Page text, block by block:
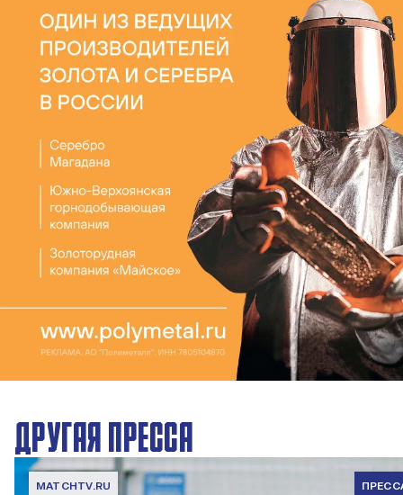
ДРУГАЯ ПРЕССА
MATCHTV.RU